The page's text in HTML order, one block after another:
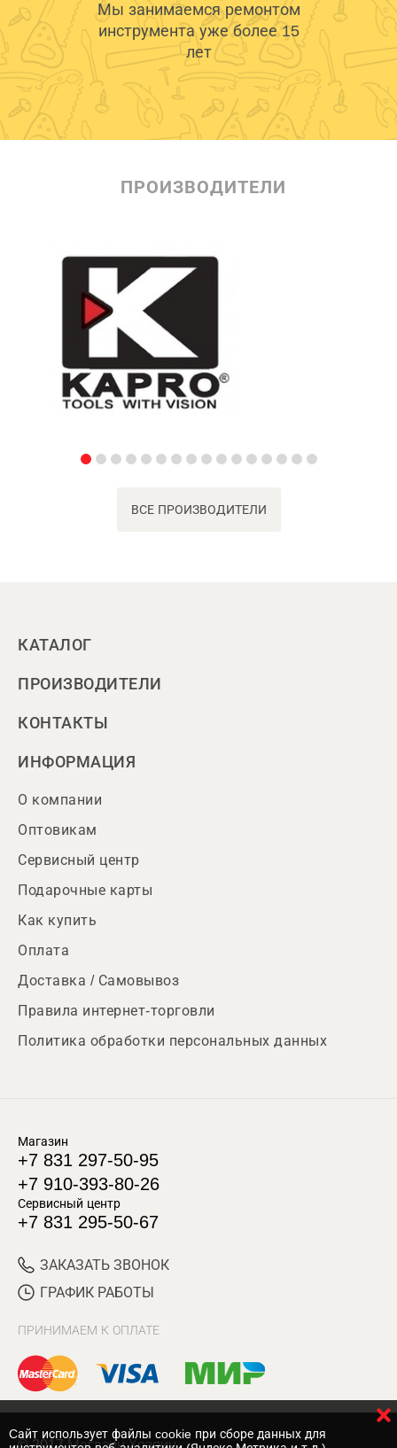
Мы занимаемся ремонтом
инструмента уже более 15
лет
ПРОИЗВОДИТЕЛИ
ВСЕ ПРОИЗВОДИТЕЛИ
КАТАЛОГ
ПРОИЗВОДИТЕЛИ
КОНТАКТЫ
ИНФОРМАЦИЯ
О компании
Оптовикам
Сервисный центр
Подарочные карты
Как купить
Оплата
Доставка / Самовывоз
Правила интернет-торговли
Политика обработки персональных данных
Магазин
+7 831 297-50-95
+7 910-393-80-26
Сервисный центр
+7 831 295-50-67
ЗАКАЗАТЬ ЗВОНОК
ГРАФИК РАБОТЫ
ПРИНИМАЕМ К ОПЛАТЕ
© 2017 Магазин Хозяин
Cайт использует файлы cookie при сборе данных для